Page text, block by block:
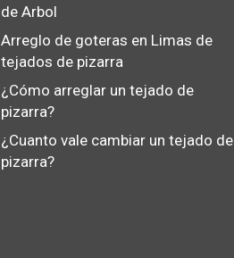
de Arbol
Arreglo de goteras en Limas de
tejados de pizarra
¿Cómo arreglar un tejado de
pizarra?
¿Cuanto vale cambiar un tejado de
pizarra?